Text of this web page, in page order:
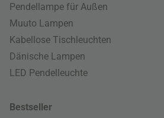
Pendellampe für Außen
Muuto Lampen
Kabellose Tischleuchten
Dänische Lampen
LED Pendelleuchte
Bestseller